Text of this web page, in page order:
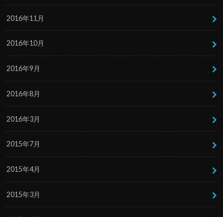
2016年11月
2016年10月
2016年9月
2016年8月
2016年3月
2015年7月
2015年4月
2015年3月